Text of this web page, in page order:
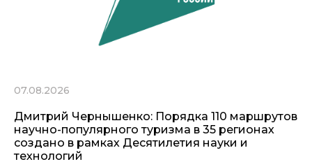
07.08.2026
Дмитрий Чернышенко: Порядка 110 маршрутов
научно-популярного туризма в 35 регионах
создано в рамках Десятилетия науки и
технологий